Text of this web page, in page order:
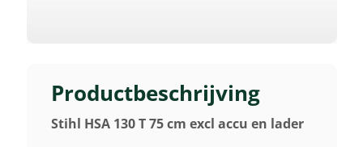
Productbeschrijving
Stihl HSA 130 T 75 cm excl accu en lader
0,48 KW 1)
Aanbevolen Accu